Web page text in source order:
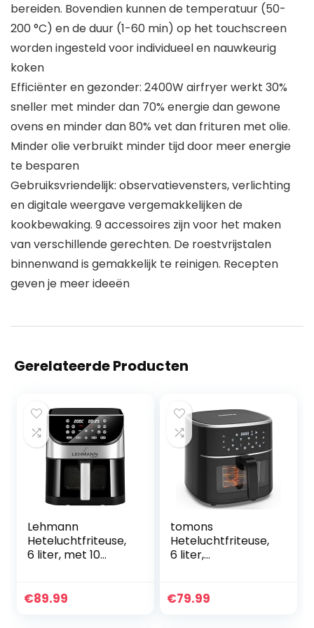
bereiden. Bovendien kunnen de temperatuur (50-
200 °C) en de duur (1-60 min) op het touchscreen
worden ingesteld voor individueel en nauwkeurig
koken
Efficiënter en gezonder: 2400W airfryer werkt 30%
sneller met minder dan 70% energie dan gewone
ovens en minder dan 80% vet dan frituren met olie.
Minder olie verbruikt minder tijd door meer energie
te besparen
Gebruiksvriendelijk: observatievensters, verlichting
en digitale weergave vergemakkelijken de
kookbewaking. 9 accessoires zijn voor het maken
van verschillende gerechten. De roestvrijstalen
binnenwand is gemakkelijk te reinigen. Recepten
geven je meer ideeën
Gerelateerde Producten
Lehmann
Heteluchtfriteuse,
6 liter, met 10
1500 W en
€89.99
tomons
Heteluchtfriteuse,
6 liter,
kijkvenster, digitaal
€79.99